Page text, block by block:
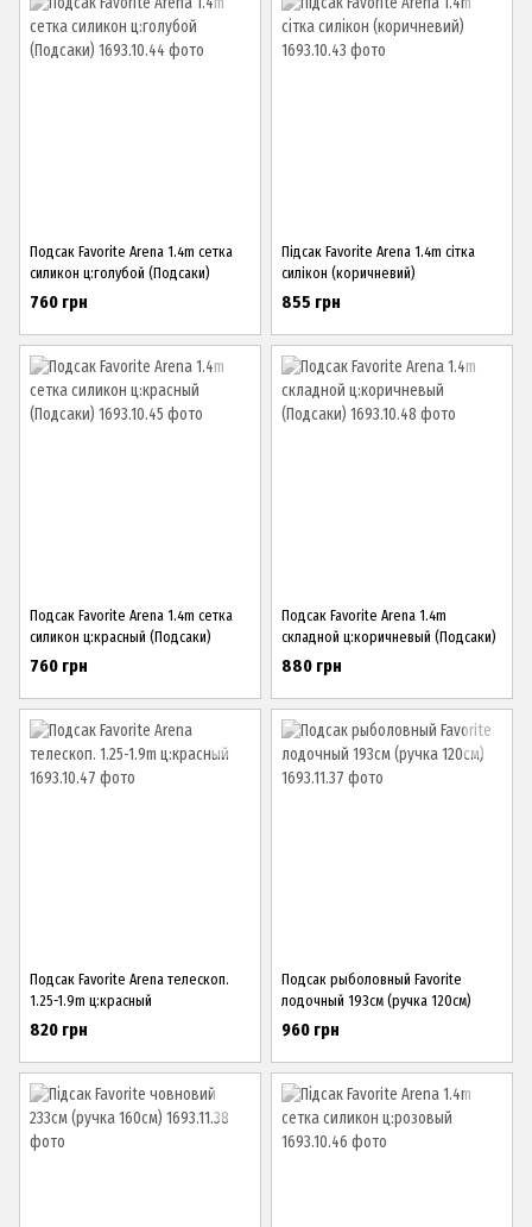
Подсак Favorite Arena 1.4m сетка
силикон ц:голубой (Подсаки)
760 грн
Підсак Favorite Arena 1.4m сітка
силікон (коричневий)
855 грн
Подсак Favorite Arena 1.4m сетка
силикон ц:красный (Подсаки)
760 грн
Подсак Favorite Arena 1.4m
складной ц:коричневый (Подсаки)
880 грн
Подсак Favorite Arena телескоп.
1.25-1.9m ц:красный
820 грн
Подсак рыболовный Favorite
лодочный 193см (ручка 120см)
960 грн